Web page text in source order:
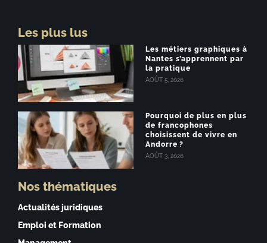
Les plus lus
Les métiers graphiques à
Nantes s’apprennent par
la pratique
AOÛT 5, 2026
Pourquoi de plus en plus
de francophones
choisissent de vivre en
Andorre ?
AOÛT 3, 2026
Nos thématiques
Actualités juridiques
Emploi et Formation